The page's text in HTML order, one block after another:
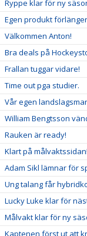
Ryppe klar för ny
Egen produkt
Välkommen Anton!
Bra deals på
Frallan tuggar vidare!
Time out pga studier.
Vår egen
William Bengtsson
Rauken är ready!
Klart på målvaktssidan!
Adam Sikl lämnar för
Ung talang får
Lucky Luke klar för
Målvakt klar för ny
Kaptenen först ut att